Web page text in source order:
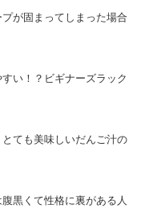
が固まってしまった場合
い！？ビギナーズラック
ても美味しいだんご汁の
黒くて性格に裏がある人